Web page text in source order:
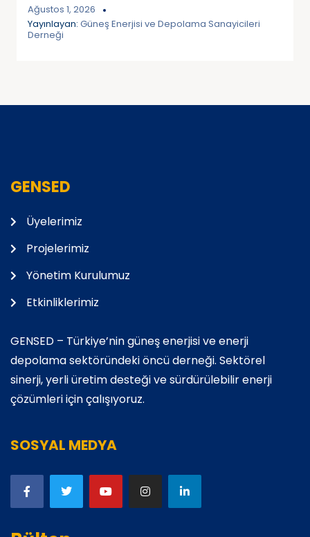
Ağustos 1, 2026
Yayınlayan: Güneş Enerjisi ve Depolama Sanayicileri
Derneği
GENSED
Üyelerimiz
Projelerimiz
Yönetim Kurulumuz
Etkinliklerimiz
GENSED – Türkiye’nin güneş enerjisi ve enerji
depolama sektöründeki öncü derneği. Sektörel
sinerji, yerli üretim desteği ve sürdürülebilir enerji
çözümleri için çalışıyoruz.
SOSYAL MEDYA